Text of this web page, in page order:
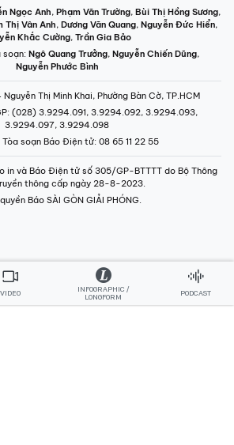
Ngọc Anh, Phạm Văn Trường, Bùi Thị Hồng Sương,
Thị Vân Anh, Dương Văn Quang, Nguyễn Đức Hiển,
Khắc Cường, Trần Gia Bảo
soạn: Ngô Quang Trưởng, Nguyễn Chiến Dũng,
Nguyễn Phước Bình
Thị Minh Khai, Phường Bàn Cờ, TP.HCM
: (028) 3.9294.091, 3.9294.092, 3.9294.093,
3.9294.097, 3.9294.098
soạn Báo Điện tử: 08 65 11 22 55
in và Báo Điện tử số 305/GP-BTTTT do Bộ Thông
thông cấp ngày 28-8-2023.
Báo SÀI GÒN GIẢI PHÓNG.
VIDEO
INFOGRAPHIC /
LONGFORM
PODCAST